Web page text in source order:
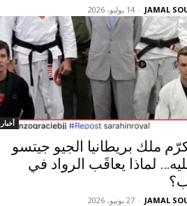
JAMAL
- 14 يوليو، 2026
أخبار
ملك بريطانيا الجيو جيتسو
لماذا يعاقَب الرواد في
JAMAL
- 27 يونيو، 2026